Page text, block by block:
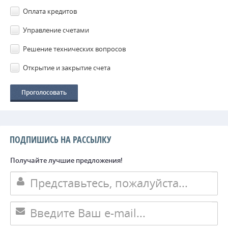
Оплата кредитов
Управление счетами
Решение технических вопросов
Открытие и закрытие счета
ПОДПИШИСЬ НА РАССЫЛКУ
Получайте лучшие предложения!